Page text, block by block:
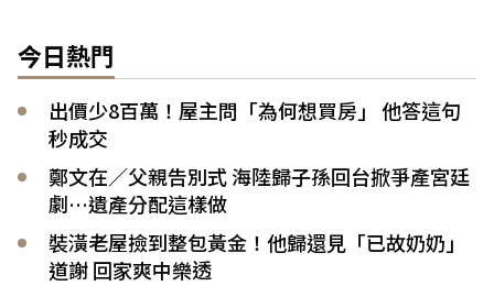
今日熱門
出價少8百萬！屋主問「為何想買房」 他答這句
秒成交
鄭文在／父親告別式 海陸歸子孫回台掀爭產宮廷
劇…遺產分配這樣做
裝潢老屋撿到整包黃金！他歸還見「已故奶奶」
道謝 回家爽中樂透